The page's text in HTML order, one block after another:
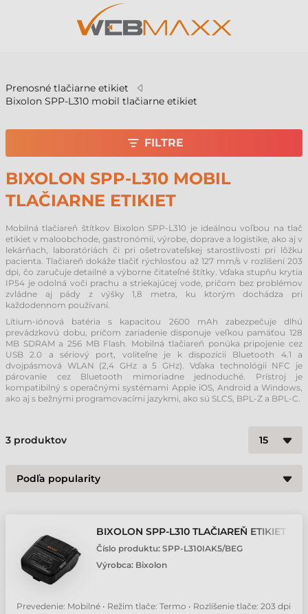
Prenosné tlačiarne etikiet
Bixolon SPP-L310 mobil tlačiarne etikiet
BIXOLON SPP-L310 MOBIL
TLAČIARNE ETIKIET
Mobilná tlačiareň štítkov Bixolon SPP-L310 je ideálnou voľbou na tlač
etikiet v maloobchode, gastronómii, výrobe, doprave a logistike, ako aj v
lekárňach, laboratóriách či pri ošetrovateľskej starostlivosti pri lôžku
pacienta. Tlačiareň dokáže tlačiť rýchlosťou až 127 mm/s v rozlíšení 203
dpi, čo zaručuje detailné a výborne čitateľné štítky. Vďaka stupňu krytia
IP54 je odolná voči prachu a striekajúcej vode, pričom bez problémov
zvládne aj pády z výšky 1,8 metra, ku ktorým dochádza pri
každodennom používaní.
Lítium-iónová batéria s kapacitou 2600 mAh zabezpečuje dlhú
prevádzkovú dobu, pričom zariadenie disponuje veľkou pamäťou 128
MB SDRAM a 256 MB Flash. Mobilná tlačiareň ponúka pripojenie cez
USB 2.0 a sériový port, voliteľne je k dispozícii Bluetooth 4.1 a
dvojpásmová WLAN (2,4 GHz a 5 GHz). Vďaka technológii NFC je
párovanie cez Bluetooth mimoriadne jednoduché. Prístroj je
kompatibilný s operačnými systémami Apple iOS, Android a Windows,
ako aj s bežnými programovacími jazykmi, ako sú SLCS, BPL-Z a BPL-C.
3 produktov
BIXOLON SPP-L310 TLAČIAREŇ ETIKIET
Číslo produktu: SPP-L310IAK5/BEG
Výrobca: Bixolon
Prevedenie: Mobilné • Režim tlače: Termo • Rozlíšenie tlače: 203 dpi
FILTRE